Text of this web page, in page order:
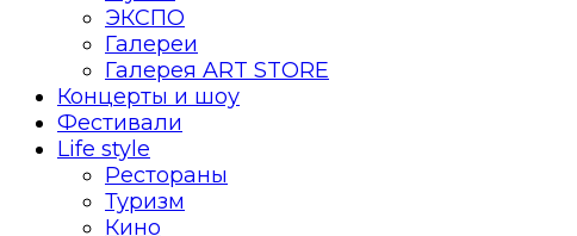
ЭКСПО
Галереи
Галерея ART STORE
Концерты и шоу
Фестивали
Life style
Рестораны
Туризм
Кино